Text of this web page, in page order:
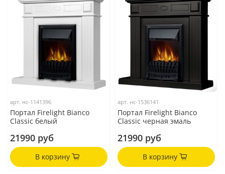
арт. нс-1141396
Портал Firelight Bianco
Classic белый
21990 руб
В корзину
арт. нс-1536141
Портал Firelight Bianco
Classic черная эмаль
21990 руб
В корзину